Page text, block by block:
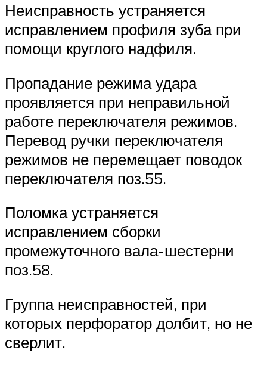
Неисправность устраняется
исправлением профиля зуба при
помощи круглого надфиля.
Пропадание режима удара
проявляется при неправильной
работе переключателя режимов.
Перевод ручки переключателя
режимов не перемещает поводок
переключателя поз.55.
Поломка устраняется
исправлением сборки
промежуточного вала-шестерни
поз.58.
Группа неисправностей, при
которых перфоратор долбит, но не
сверлит.